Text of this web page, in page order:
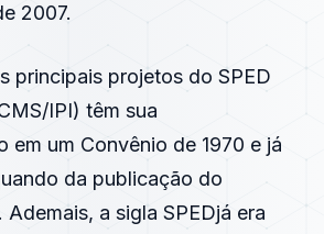
2007.
principais projetos do SPED
IPI) têm sua
em um Convênio de 1970 e já
da publicação do
Ademais, a sigla SPEDjá era